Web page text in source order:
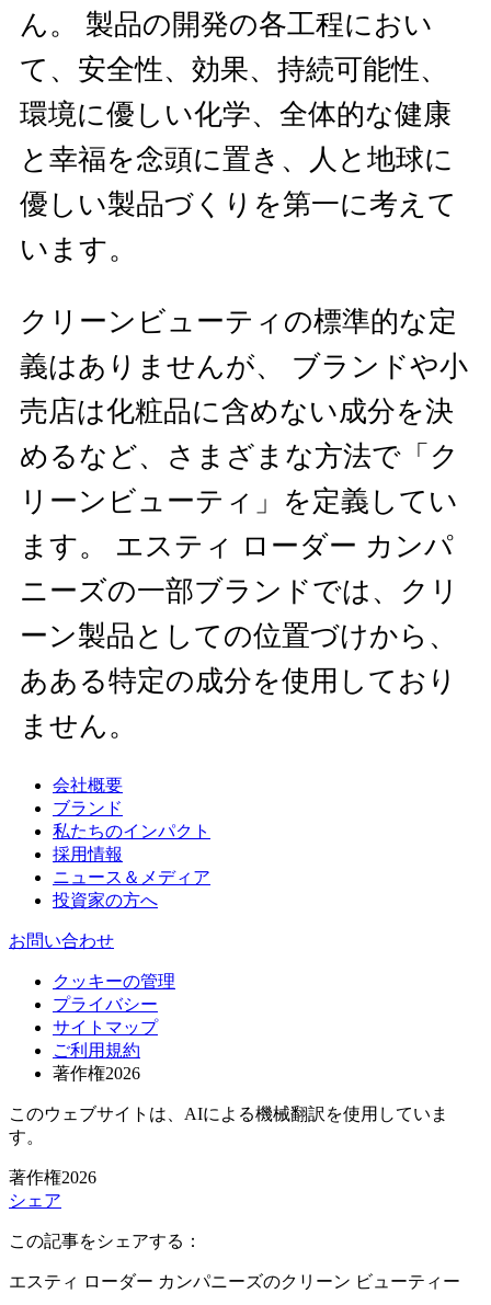
ん。 製品の開発の各工程におい
て、安全性、効果、持続可能性、
環境に優しい化学、全体的な健康
と幸福を念頭に置き、人と地球に
優しい製品づくりを第一に考えて
います。
クリーンビューティの標準的な定
義はありませんが、 ブランドや小
売店は化粧品に含めない成分を決
めるなど、さまざまな方法で「ク
リーンビューティ」を定義してい
ます。 エスティ ローダー カンパ
ニーズの一部ブランドでは、クリ
ーン製品としての位置づけから、
あある特定の成分を使用しており
ません。
会社概要
ブランド
私たちのインパクト
採用情報
ニュース＆メディア
投資家の方へ
お問い合わせ
クッキーの管理
プライバシー
サイトマップ
ご利用規約
著作権2026
このウェブサイトは、AIによる機械翻訳を使用していま
す。
著作権2026
シェア
この記事をシェアする：
エスティ ローダー カンパニーズのクリーン ビューティー